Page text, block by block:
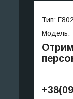
Тип:
Модель: